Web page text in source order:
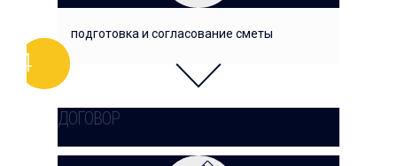
подготовка и согласование сметы
ДОГОВОР